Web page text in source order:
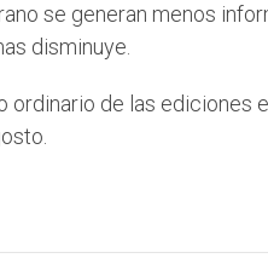
se generan menos
disminuye.
de las ediciones